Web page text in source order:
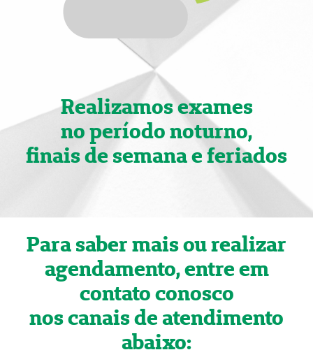
Realizamos exames
no período noturno,
finais de semana e feriados
Para saber mais ou realizar
agendamento, entre em
contato conosco
nos canais de atendimento
abaixo: